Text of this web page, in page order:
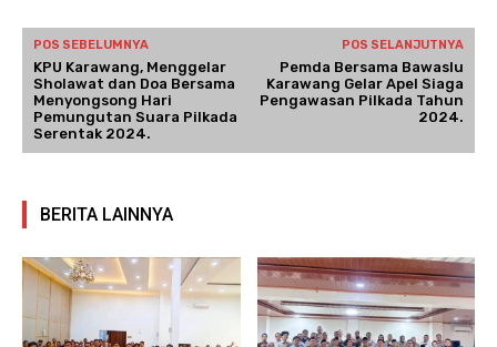
POS SEBELUMNYA
KPU Karawang, Menggelar
Sholawat dan Doa Bersama
Menyongsong Hari
Pemungutan Suara Pilkada
Serentak 2024.
POS SELANJUTNYA
Pemda Bersama Bawaslu
Karawang Gelar Apel Siaga
Pengawasan Pilkada Tahun
2024.
BERITA LAINNYA